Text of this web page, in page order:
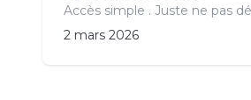
Accès simple . Juste ne pas
2 mars 2026